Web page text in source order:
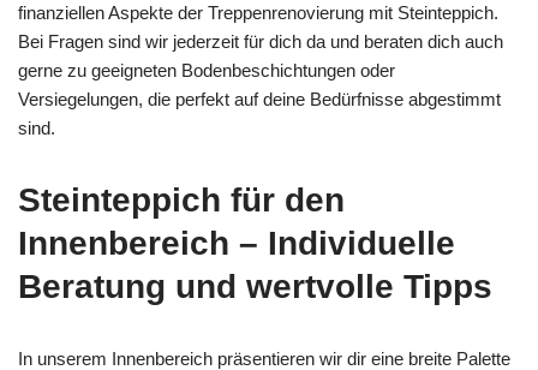
finanziellen Aspekte der Treppenrenovierung mit Steinteppich.
Bei Fragen sind wir jederzeit für dich da und beraten dich auch
gerne zu geeigneten Bodenbeschichtungen oder
Versiegelungen, die perfekt auf deine Bedürfnisse abgestimmt
sind.
Steinteppich für den
Innenbereich – Individuelle
Beratung und wertvolle Tipps
In unserem Innenbereich präsentieren wir dir eine breite Palette